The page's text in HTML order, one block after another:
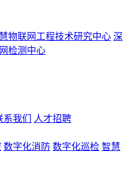
物联网工程技术研究中心 深
检测中心
系我们
人才招聘
数字化消防 数字化巡检 智慧